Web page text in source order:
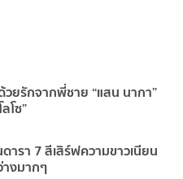
วยรักจากพี่ชาย “แสน นากา”
โซ”
ารา 7 สีเสิร์ฟความขาวเนียน
งมากๆ